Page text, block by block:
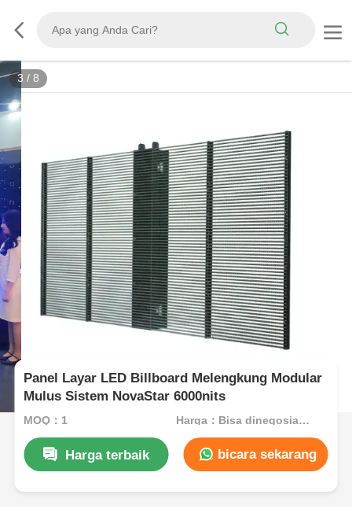
3 / 8
Panel Layar LED Billboard Melengkung Modular
Mulus Sistem NovaStar 6000nits
MOQ：1 Harga：Bisa dinegosiasikan
Harga terbaik bicara sekarang